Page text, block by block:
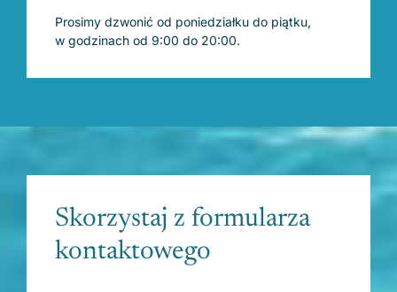
Prosimy dzwonić od poniedziałku do piątku,
w godzinach od 9:00 do 20:00.
Skorzystaj z formularza
kontaktowego